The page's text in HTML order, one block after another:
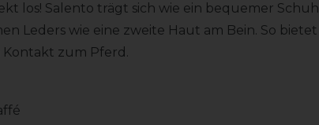
los! Salento trägt sich wie ein bequemer Schuh
Leders wie eine zweite Haut am Bein. So bietet
zum Pferd.